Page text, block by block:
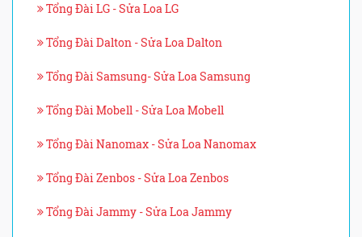
Tổng Đài LG - Sửa Loa LG
Tổng Đài Dalton - Sửa Loa Dalton
Tổng Đài Samsung- Sửa Loa Samsung
Tổng Đài Mobell - Sửa Loa Mobell
Tổng Đài Nanomax - Sửa Loa Nanomax
Tổng Đài Zenbos - Sửa Loa Zenbos
Tổng Đài Jammy - Sửa Loa Jammy